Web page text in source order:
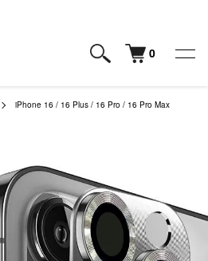
0
iPhone 16 / 16 Plus / 16 Pro / 16 Pro Max